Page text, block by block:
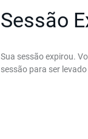
Sessão
Sua sessão expirou.
sessão para ser